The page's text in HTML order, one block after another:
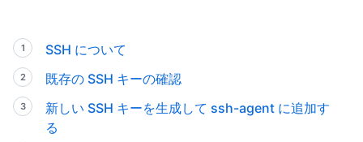
SSH について
既存の SSH キーの確認
新しい SSH キーを生成して ssh-agent に追加す
る